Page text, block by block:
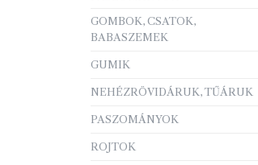
GOMBOK, CSATOK,
BABASZEMEK
GUMIK
NEHÉZRÖVIDÁRUK, TŰÁRUK
PASZOMÁNYOK
ROJTOK